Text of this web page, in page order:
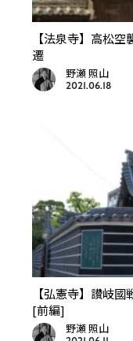
【法泉寺】高松
遷
野瀬 照山
2021.06.18
【弘憲寺】讃岐
[前編]
野瀬 照山